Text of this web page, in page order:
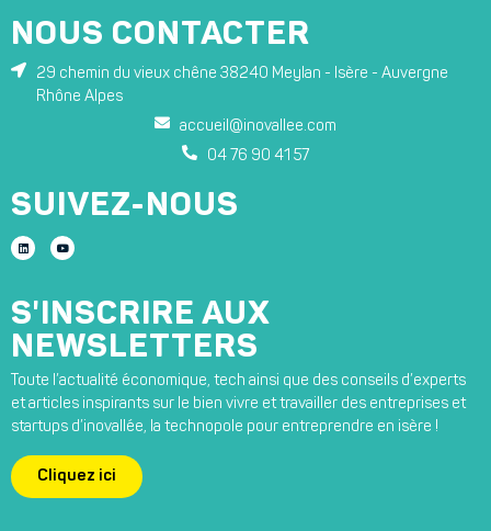
NOUS CONTACTER
29 chemin du vieux chêne 38240 Meylan - Isère - Auvergne
Rhône Alpes
accueil@inovallee.com
04 76 90 41 57
SUIVEZ-NOUS
S'INSCRIRE AUX
NEWSLETTERS
Toute l’actualité économique, tech ainsi que des conseils d’experts
et articles inspirants sur le bien vivre et travailler des entreprises et
startups d’inovallée, la technopole pour entreprendre en isère !
Cliquez ici